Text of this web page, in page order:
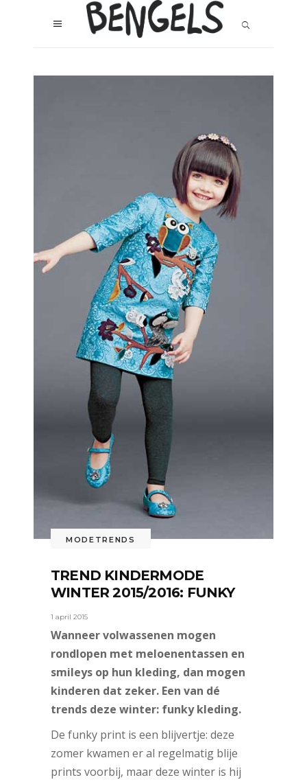
MODETRENDS
TREND KINDERMODE
WINTER 2015/2016: FUNKY
1 april 2015
Wanneer volwassenen mogen
rondlopen met meloenentassen en
smileys op hun kleding, dan mogen
kinderen dat zeker. Een van dé
trends deze winter: funky kleding.
De funky print is een blijvertje: deze
zomer kwamen er al regelmatig blije
prints voorbij, maar deze winter is hij